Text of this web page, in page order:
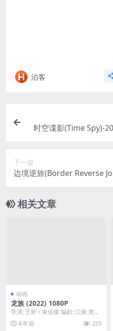
泊客
时空谍影(Time Spy)-
发生的、
下一篇
边境逆旅(Border Reverse
家人复仇，主动深入最危险
了一段充满谎言与危险的“逆
相关文章
动画
龙族 (2022) 1080P
导演: 王昕 / 束佳臻 编剧: 江南 类型:
动画 制片国家/地区: 中国大陆...
4 年前 235